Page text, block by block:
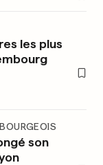
les plus
son